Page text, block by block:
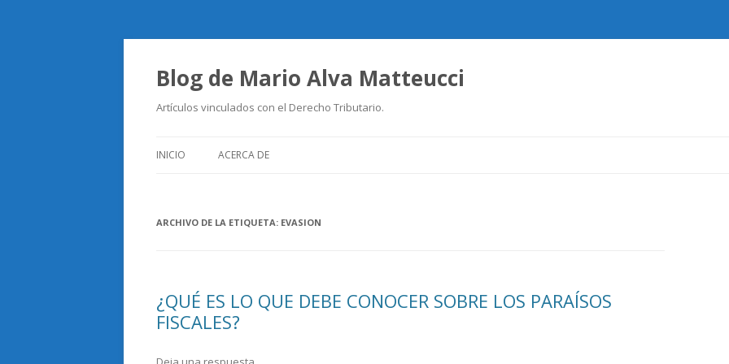
Blog de Mario Alva Matteucci
Artículos vinculados con el Derecho Tributario.
INICIO ACERCA DE
ARCHIVO DE LA ETIQUETA: EVASION
¿QUÉ ES LO QUE DEBE CONOCER SOBRE LOS PARAÍSOS
FISCALES?